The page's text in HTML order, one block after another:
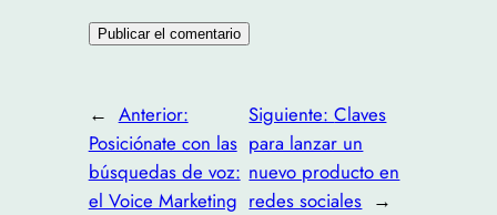
← Anterior:
Posiciónate con las
búsquedas de voz:
el Voice Marketing
Siguiente:Claves
para lanzar un
nuevo producto en
redes sociales →